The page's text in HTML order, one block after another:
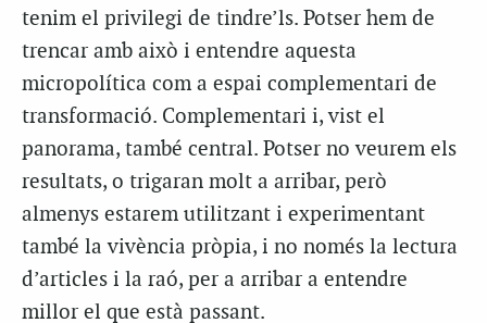
tenim el privilegi de tindre’ls. Potser hem de
trencar amb això i entendre aquesta
micropolítica com a espai complementari de
transformació. Complementari i, vist el
panorama, també central. Potser no veurem els
resultats, o trigaran molt a arribar, però
almenys estarem utilitzant i experimentant
també la vivència pròpia, i no només la lectura
d’articles i la raó, per a arribar a entendre
millor el que està passant.